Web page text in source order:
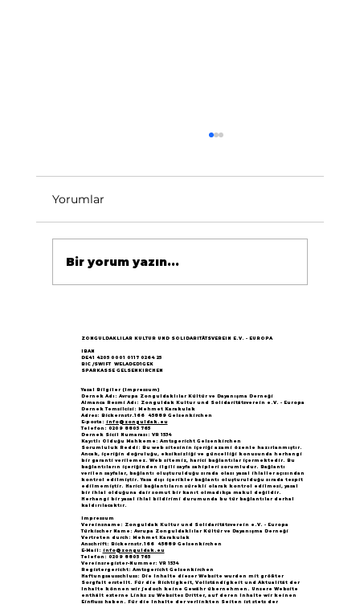
büyük yankı uyandırdı...
Yorumlar
Bir yorum yazın...
ZONGULDAKLILAR KULTUR UND SOLIDARITÄTSVEREIN E.V. - EUROPA
IBAN
DE41 4205 0001 0117 0264 25
BIC /SWIFT WELADED1GEK
SPARKASSE GELSENKIRCHEN
Yasal Bilgiler (Impressum)
Dernek Adı: Avrupa Zonguldaklılar Kültür ve Dayanışma Derneği
Almanca Resmi Adı: Zonguldak Kultur und Solidaritätsverein e.V. - Europa
Dernek Temsilcisi: Mehmet Karakulak
Adres: Bickernstr.166 45889 Gelsenkirchen
E-posta: info@zonguldak.eu
Telefon: 0209 8805 765
Dernek Sicil Numarası: VR 1534
Kayıtlı Olduğu Mahkeme: Amtsgericht Gelsenkirchen
Sorumluluk Reddi: Bu web sitesinin içeriği azami özenle hazırlanmıştır.
Ancak, içeriğin doğruluğu, eksiksizliği ve güncelliği konusunda herhangi
bir garanti verilemez. Web sitemiz, harici bağlantılar içermektedir. Bu
bağlantıların içeriğinden ilgili sayfa sahipleri sorumludur. Bağlantı
verilen sayfalar, bağlantı oluşturulduğu sırada olası yasal ihlaller açısından
kontrol edilmiştir. Yasa dışı içerikler bağlantı oluşturulduğu sırada tespit
edilmemiştir. Harici bağlantıların sürekli olarak kontrol edilmesi, yasal
bir ihlal olduğuna dair somut bir kanıt olmadıkça makul değildir.
Herhangi bir yasal ihlal bildirimi durumunda bu tür bağlantılar derhal
kaldırılacaktır.
Impressum
Vereinsname: Zonguldak Kultur und Solidaritätsverein e.V. - Europa
Türkischer Name: Avrupa Zonguldaklılar Kültür ve Dayanışma Derneği
Vertreten durch: Mehmet Karakulak
Anschrift: Bickernstr.166 45889 Gelsenkirchen
E-Mail: info@zonguldak.eu
Telefon: 0209 8805 765
Vereinsregister-Nummer: VR 1534
Registergericht: Amtsgericht Gelsenkirchen
Haftungsausschluss: Die Inhalte dieser Website wurden mit größter
Sorgfalt erstellt. Für die Richtigkeit, Vollständigkeit und Aktualität der
Inhalte können wir jedoch keine Gewähr übernehmen. Unsere Website
enthält externe Links zu Websites Dritter, auf deren Inhalte wir keinen
Einfluss haben. Für die Inhalte der verlinkten Seiten ist stets der